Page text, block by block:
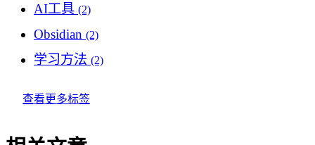
AI工具 (2)
Obsidian (2)
学习方法 (2)
查看更多标签